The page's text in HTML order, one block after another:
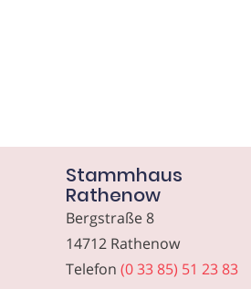
Stammhaus
Rathenow
Bergstraße 8
14712 Rathenow
Telefon (0 33 85) 51 23 83